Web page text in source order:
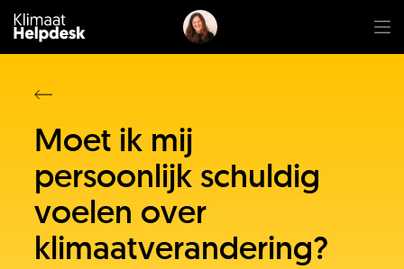
Moet ik mij
persoonlijk schuldig
voelen over
klimaatverandering?